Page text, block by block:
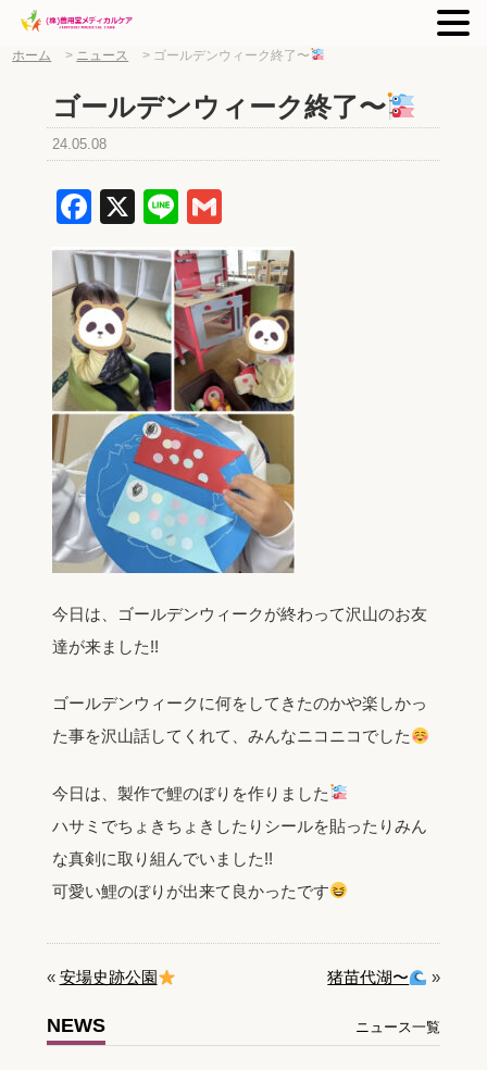
ホーム > ニュース > ゴールデンウィーク終了〜
ゴールデンウィーク終了〜
24.05.08
Facebook
X Line
今日は、ゴールデンウィークが終わって沢山のお友
達が来ました!!
ゴールデンウィークに何をしてきたのかや楽しかっ
た事を沢山話してくれて、みんなニコニコでした
今日は、製作で鯉のぼりを作りました
ハサミでちょきちょきしたりシールを貼ったりみん
な真剣に取り組んでいました!!
可愛い鯉のぼりが出来て良かったです
« 安場史跡公園 猪苗代湖〜 »
NEWS ニュース一覧